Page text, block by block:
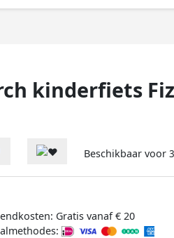
kinderfiets
Beschikbaar voor
Gratis vanaf € 20